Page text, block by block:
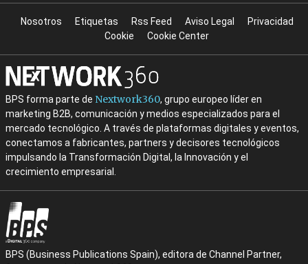
Nosotros Etiquetas Rss Feed Aviso Legal
Privacidad
Cookie
Cookie Center
BPS forma parte de Nextwork360, grupo europeo líder en
marketing B2B, comunicación y medios especializados para el
mercado tecnológico. A través de plataformas digitales y eventos,
conectamos a fabricantes, partners y decisores tecnológicos
impulsando la Transformación Digital, la Innovación y el
crecimiento empresarial.
BPS (Business Publications Spain), editora de Channel Partner,